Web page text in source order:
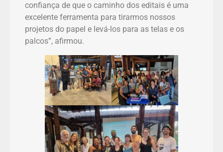
confiança de que o caminho dos editais é uma
excelente ferramenta para tirarmos nossos
projetos do papel e levá-los para as telas e os
palcos”, afirmou.